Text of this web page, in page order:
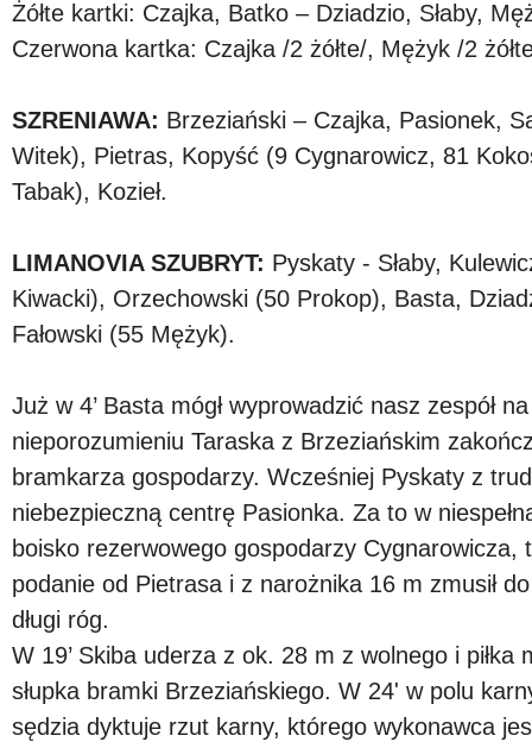
Żółte kartki: Czajka, Batko – Dziadzio, Słaby,
Czerwona kartka: Czajka /2 żółte/, Mężyk /2
SZRENIAWA: Brzeziański – Czajka, Pasionek,
Witek), Pietras, Kopyść (9 Cygnarowicz, 81
Tabak), Kozieł.
LIMANOVIA SZUBRYT: Pyskaty - Słaby,
Kiwacki), Orzechowski (50 Prokop), Basta,
Fałowski (55 Mężyk).
Już w 4’ Basta mógł wyprowadzić nasz zespół
nieporozumieniu Taraska z Brzeziańskim
bramkarza gospodarzy. Wcześniej Pyskaty z
niebezpieczną centrę Pasionka. Za to w
boisko rezerwowego gospodarzy Cygnarowicza,
podanie od Pietrasa i z narożnika 16 m zmusił
długi róg.
W 19’ Skiba uderza z ok. 28 m z wolnego i piłka
słupka bramki Brzeziańskiego. W 24' w polu
sędzia dyktuje rzut karny, którego wykonawca